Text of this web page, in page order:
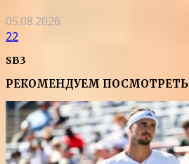
05.08.2026
22
SB3
РЕКОМЕНДУЕМ ПОСМОТРЕТЬ